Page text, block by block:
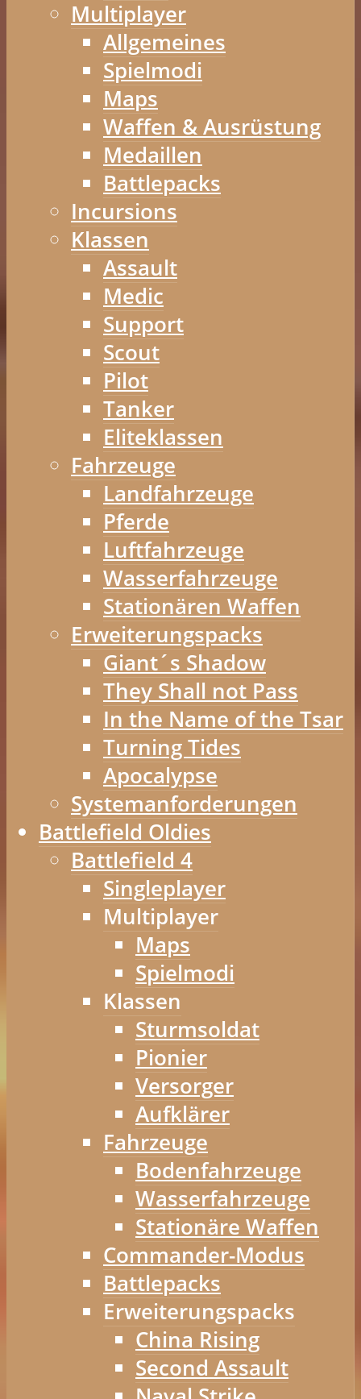
Multiplayer
Allgemeines
Spielmodi
Maps
Waffen & Ausrüstung
Medaillen
Battlepacks
Incursions
Klassen
Assault
Medic
Support
Scout
Pilot
Tanker
Eliteklassen
Fahrzeuge
Landfahrzeuge
Pferde
Luftfahrzeuge
Wasserfahrzeuge
Stationären Waffen
Erweiterungspacks
Giant´s Shadow
They Shall not Pass
In the Name of the Tsar
Turning Tides
Apocalypse
Systemanforderungen
Battlefield Oldies
Battlefield 4
Singleplayer
Multiplayer
Maps
Spielmodi
Klassen
Sturmsoldat
Pionier
Versorger
Aufklärer
Fahrzeuge
Bodenfahrzeuge
Wasserfahrzeuge
Stationäre Waffen
Commander-Modus
Battlepacks
Erweiterungspacks
China Rising
Second Assault